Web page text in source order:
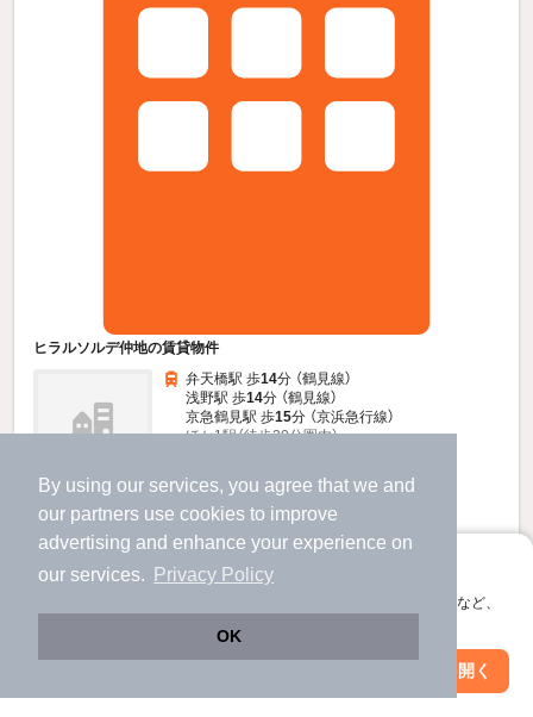
By using our services, you agree that we and
our partners use cookies to improve
advertising and enhance your experience on
our services.
Privacy Policy
OK
アプリに切り替えて、サクサクお部屋探し
会員登録なしですぐ使える。マップ検索やお気に入り保存など、
アプリを開く
ヒラルソルデ仲地の賃貸物件
弁天橋駅 歩14分 （鶴見線）
浅野駅 歩14分 （鶴見線）
京急鶴見駅 歩15分 （京浜急行線）
ほか1駅（徒歩20分圏内）
3階建 / 22年11ヶ月 / 鉄筋コンクリート
駐車場あり
（管理費不要）
90,000円
90,000円
3階 / 1DK / 36.0㎡
絞り込み条件を変更